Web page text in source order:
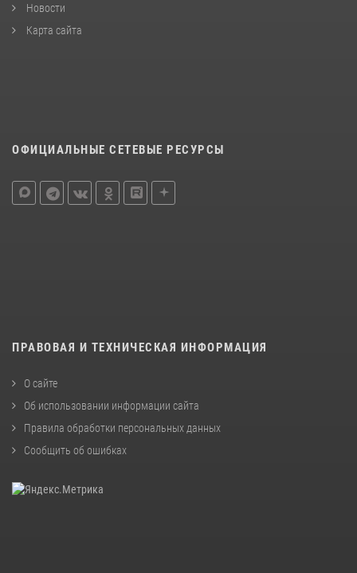
Новости
Карта сайта
ОФИЦИАЛЬНЫЕ СЕТЕВЫЕ РЕСУРСЫ
ПРАВОВАЯ И ТЕХНИЧЕСКАЯ ИНФОРМАЦИЯ
О сайте
Об использовании информации сайта
Правила обработки персональных данных
Сообщить об ошибках